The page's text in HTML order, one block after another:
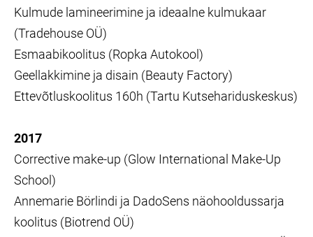
Kulmude lamineerimine ja ideaalne kulmukaar
(Tradehouse OÜ)
Esmaabikoolitus (Ropka Autokool)
Geellakkimine ja disain (Beauty Factory)
Ettevõtluskoolitus 160h (Tartu Kutsehariduskeskus)
2017
Corrective make-up (Glow International Make-Up
School)
Annemarie Börlindi ja DadoSens näohooldussarja
koolitus (Biotrend OÜ)